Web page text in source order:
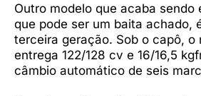
Outro modelo que acaba sendo
que pode ser um baita achado,
terceira geração. Sob o capô, o
entrega 122/128 cv e 16/16,5
câmbio automático de seis